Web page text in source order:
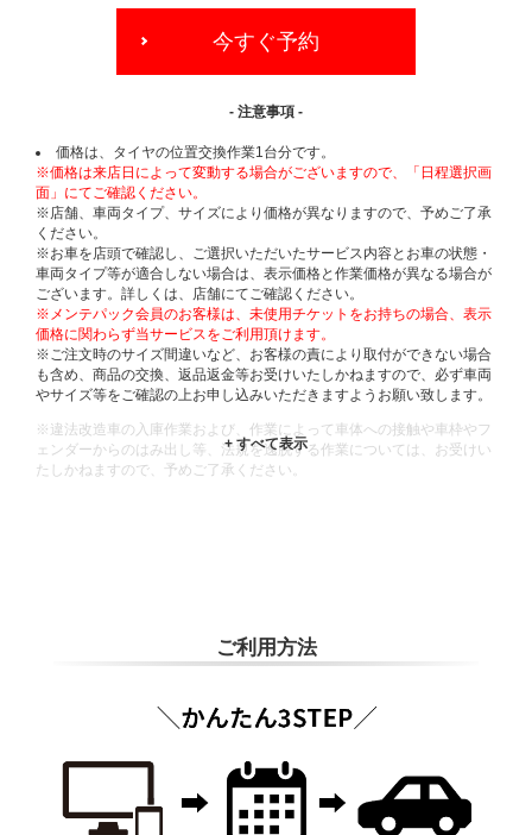
今すぐ予約
- 注意事項 -
価格は、タイヤの位置交換作業1台分です。
※価格は来店日によって変動する場合がございますので、「日程選択画
面」にてご確認ください。
※店舗、車両タイプ、サイズにより価格が異なりますので、予めご了承
ください。
※お車を店頭で確認し、ご選択いただいたサービス内容とお車の状態・
車両タイプ等が適合しない場合は、表示価格と作業価格が異なる場合が
ございます。詳しくは、店舗にてご確認ください。
※メンテパック会員のお客様は、未使用チケットをお持ちの場合、表示
価格に関わらず当サービスをご利用頂けます。
※ご注文時のサイズ間違いなど、お客様の責により取付ができない場合
も含め、商品の交換、返品返金等お受けいたしかねますので、必ず車両
やサイズ等をご確認の上お申し込みいただきますようお願い致します。
※違法改造車の入庫作業および、作業によって車体への接触や車枠やフ
ェンダーからのはみ出し等、法規を逸脱する作業については、お受けい
たしかねますので、予めご了承ください。
ご利用方法